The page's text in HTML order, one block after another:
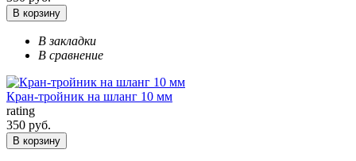
В корзину
В закладки
В сравнение
Кран-тройник на шланг 10 мм
rating
350 руб.
В корзину